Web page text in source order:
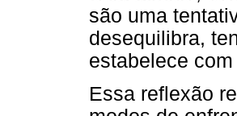
são uma
desequilibra,
estabelece
Essa reflexão